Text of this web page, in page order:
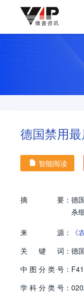
德国禁用
智能阅读
摘 要： 德
杀
来
源： 《
关
键 词： 德
中 图 分 类 号：
学 科 分 类 号：